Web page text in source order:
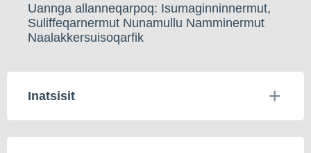
Uannga allanneqarpoq: Isumaginninnermut,
Suliffeqarnermut Nunamullu Namminermut
Naalakkersuisoqarfik
Inatsisit